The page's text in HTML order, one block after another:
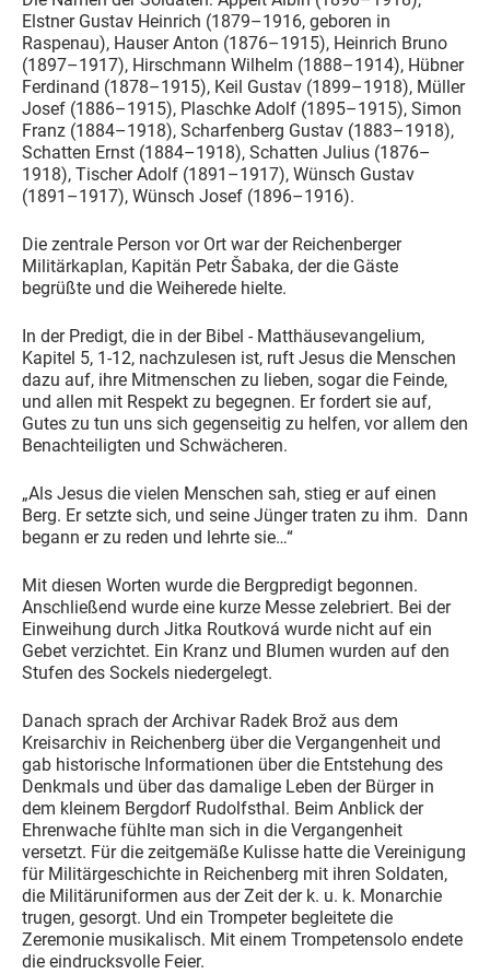
Elstner Gustav Heinrich (1879–1916, geboren in
Raspenau), Hauser Anton (1876–1915), Heinrich Bruno
(1897–1917), Hirschmann Wilhelm (1888–1914), Hübner
Ferdinand (1878–1915), Keil Gustav (1899–1918), Müller
Josef (1886–1915), Plaschke Adolf (1895–1915), Simon
Franz (1884–1918), Scharfenberg Gustav (1883–1918),
Schatten Ernst (1884–1918), Schatten Julius (1876–
1918), Tischer Adolf (1891–1917), Wünsch Gustav
(1891–1917), Wünsch Josef (1896–1916).
Die zentrale Person vor Ort war der Reichenberger
Militärkaplan, Kapitän Petr Šabaka, der die Gäste
begrüßte und die Weiherede hielte.
In der Predigt, die in der Bibel - Matthäusevangelium,
Kapitel 5, 1-12, nachzulesen ist, ruft Jesus die Menschen
dazu auf, ihre Mitmenschen zu lieben, sogar die Feinde,
und allen mit Respekt zu begegnen. Er fordert sie auf,
Gutes zu tun uns sich gegenseitig zu helfen, vor allem den
Benachteiligten und Schwächeren.
„Als Jesus die vielen Menschen sah, stieg er auf einen
Berg. Er setzte sich, und seine Jünger traten zu ihm. Dann
begann er zu reden und lehrte sie…“
Mit diesen Worten wurde die Bergpredigt begonnen.
Anschließend wurde eine kurze Messe zelebriert. Bei der
Einweihung durch Jitka Routková wurde nicht auf ein
Gebet verzichtet. Ein Kranz und Blumen wurden auf den
Stufen des Sockels niedergelegt.
Danach sprach der Archivar Radek Brož aus dem
Kreisarchiv in Reichenberg über die Vergangenheit und
gab historische Informationen über die Entstehung des
Denkmals und über das damalige Leben der Bürger in
dem kleinem Bergdorf Rudolfsthal. Beim Anblick der
Ehrenwache fühlte man sich in die Vergangenheit
versetzt. Für die zeitgemäße Kulisse hatte die Vereinigung
für Militärgeschichte in Reichenberg mit ihren Soldaten,
die Militäruniformen aus der Zeit der k. u. k. Monarchie
trugen, gesorgt. Und ein Trompeter begleitete die
Zeremonie musikalisch. Mit einem Trompetensolo endete
die eindrucksvolle Feier.